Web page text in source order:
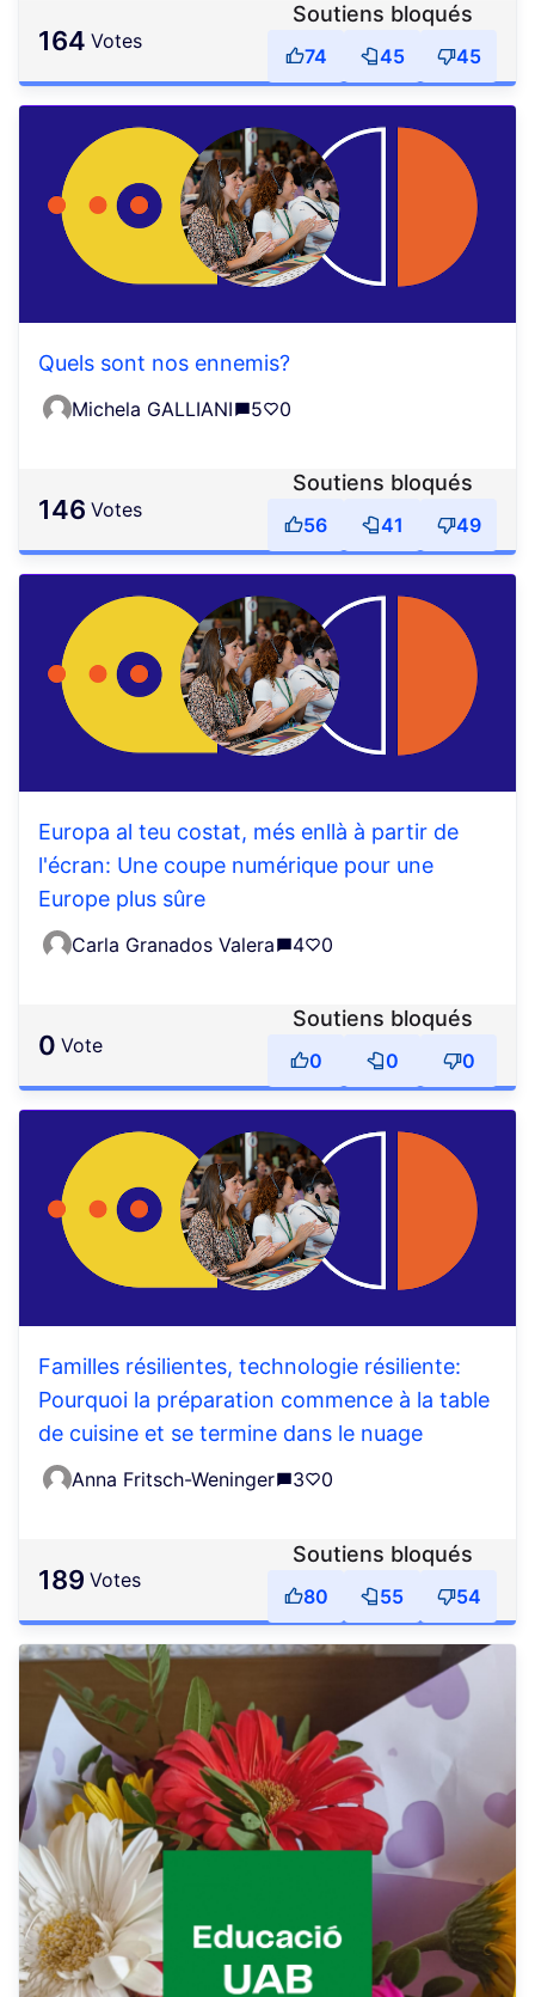
164 votes
Soutiens bloqués
74 45 45
Quels sont nos ennemis?
Michela GALLIANI 5 0
146 votes
Soutiens bloqués
56 41 49
Europa al teu costat, més enllà à partir de
l'écran: Une coupe numérique pour une
Europe plus sûre
Carla Granados Valera 4 0
0 vote
Soutiens bloqués
0 0 0
Familles résilientes, technologie résiliente:
Pourquoi la préparation commence à la table
de cuisine et se termine dans le nuage
Anna Fritsch-Weninger 3 0
189 votes
Soutiens bloqués
80 55 54